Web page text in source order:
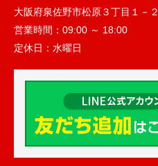
大阪府泉佐野市松原３丁目１－２
営業時間： 09:00 ～ 18:00
定休日： 水曜日